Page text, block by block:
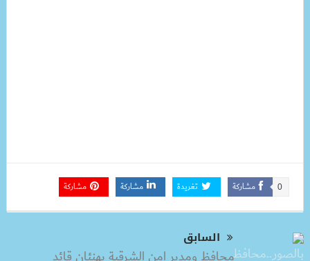
مشاركة 0 تغريدة مشاركة مشاركة
السابق